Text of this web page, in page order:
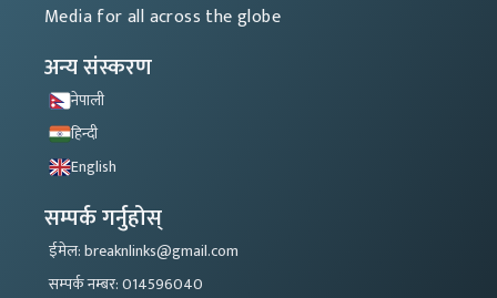
Media for all across the globe
अन्य संस्करण
नेपाली
हिन्दी
English
सम्पर्क गर्नुहोस्
ईमेल: breaknlinks@gmail.com
सम्पर्क नम्बर: 014596040